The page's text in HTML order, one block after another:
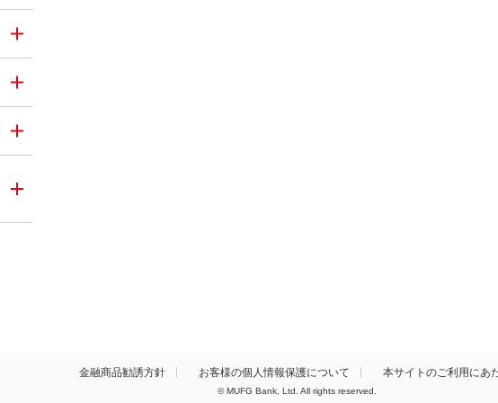
金融商品勧誘方針 お客様の個人情報保護について 本サイトのご利用にあ
© MUFG Bank, Ltd. All rights reserved.